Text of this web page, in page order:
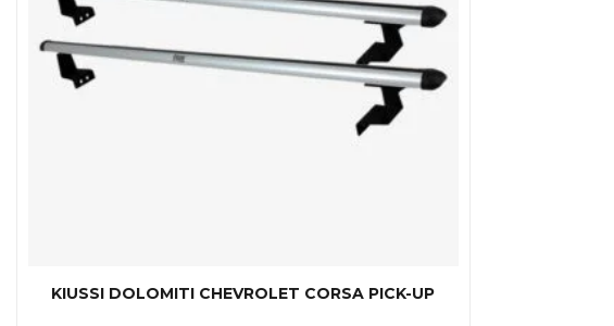
KIUSSI DOLOMITI CHEVROLET CORSA PICK-UP